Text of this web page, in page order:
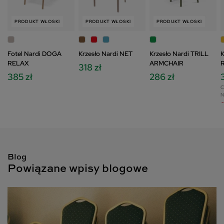
PRODUKT WŁOSKI
Fotel Nardi DOGA
RELAX
385 zł
PRODUKT WŁOSKI
Krzesło Nardi NET
318 zł
PRODUKT WŁOSKI
Krzesło Nardi TRILL
ARMCHAIR
286 zł
-
Blog
Powiązane wpisy blogowe